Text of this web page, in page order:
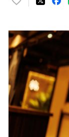
い
！
数
を
読
み
み
中